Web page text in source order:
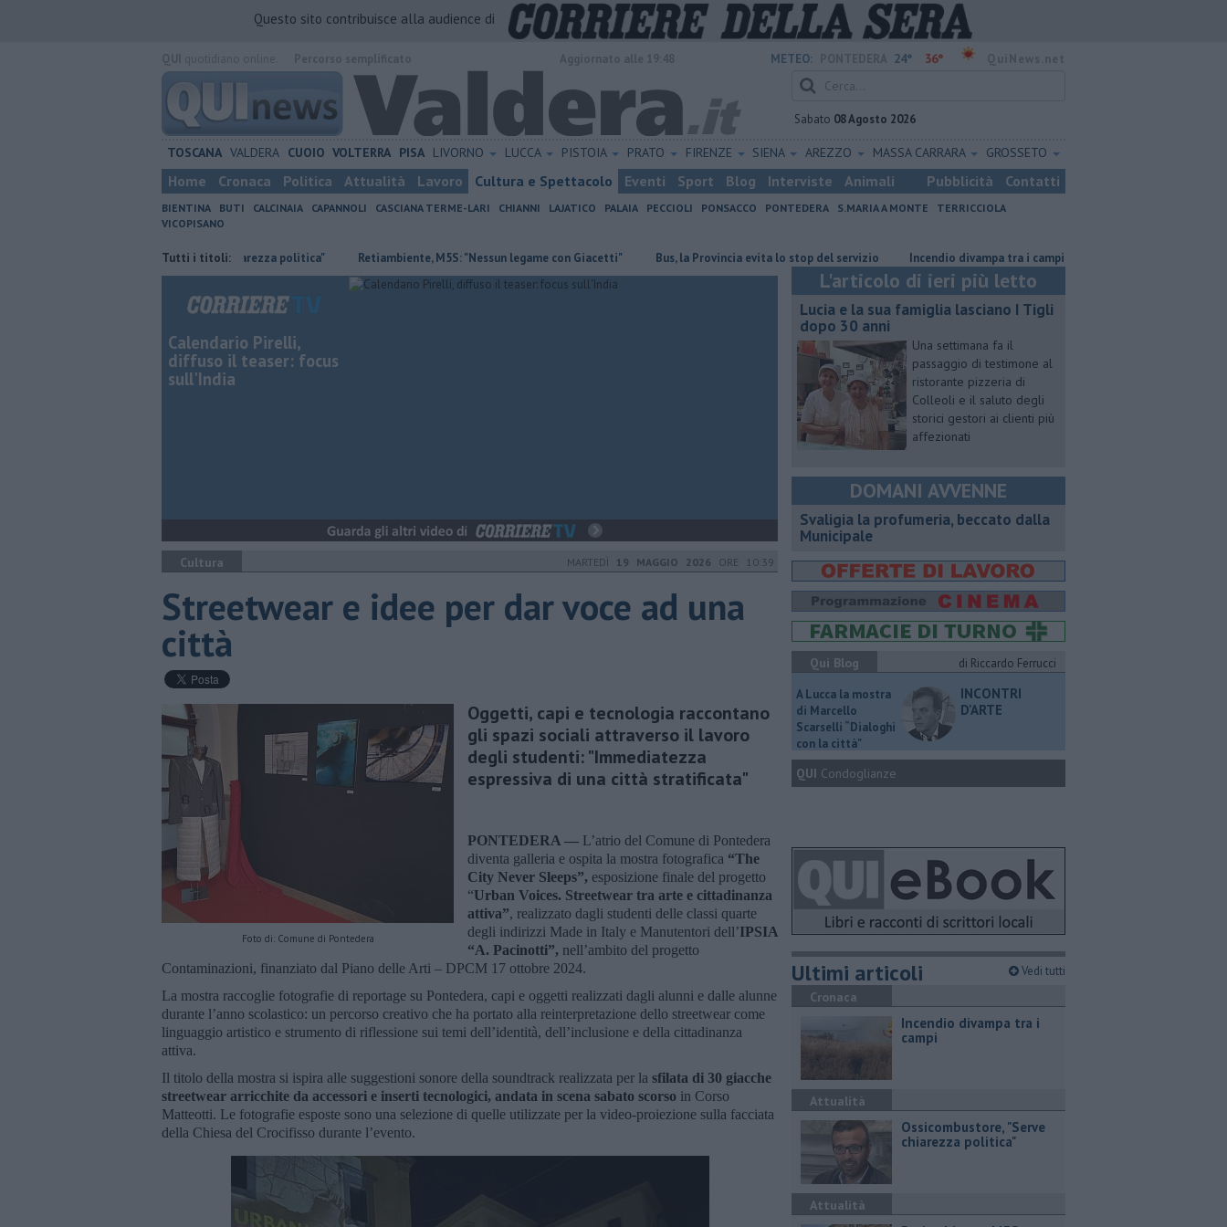
Questo sito contribuisce alla audience di
METEO: 24° 36°
Sabato 08 Agosto 2026
TOSCANA VALDERA CUOIO VOLTERRA PISA LIVORNO LUCCA PISTOIA PRATO FIRENZE SIENA AREZZO MASSA CARRARA GROSSETO
Home Cronaca Politica Attualità Lavoro Cultura e Spettacolo Eventi Sport Blog Interviste Animali Pubblicità Contatti
BIENTINA BUTI CALCINAIA CAPANNOLI CASCIANA TERME-LARI CHIANNI LAJATICO PALAIA PECCIOLI PONSACCO PONTEDERA S.MARIA A MONTE
TERRICCIOLA
VICOPISANO
Tutti i titoli:
Ossicombustore, "Serve chiarezza politica" Retiambiente, M5S: "Nessun legame con Giacetti" Bus, la Provincia evita lo stop del servizio Incendio divampa tra i campi Ossicombustore, "Serve
Calendario Pirelli,
diffuso il teaser: focus
sull'India
Cultura MARTEDÌ 19 MAGGIO 2026 ORE 10:39
Streetwear e idee per dar voce ad una
città
Foto di: Comune di Pontedera
Oggetti, capi e tecnologia raccontano
gli spazi sociali attraverso il lavoro
degli studenti: "Immediatezza
espressiva di una città stratificata"
PONTEDERA — L’atrio del Comune di Pontedera
diventa galleria e ospita la mostra fotografica “The
City Never Sleeps”, esposizione finale del progetto
“Urban Voices. Streetwear tra arte e cittadinanza
attiva”, realizzato dagli studenti delle classi quarte
degli indirizzi Made in Italy e Manutentori dell’IPSIA
“A. Pacinotti”, nell’ambito del progetto
Contaminazioni, finanziato dal Piano delle Arti – DPCM 17 ottobre 2024.
La mostra raccoglie fotografie di reportage su Pontedera, capi e oggetti realizzati dagli alunni e dalle alunne
durante l’anno scolastico: un percorso creativo che ha portato alla reinterpretazione dello streetwear come
linguaggio artistico e strumento di riflessione sui temi dell’identità, dell’inclusione e della cittadinanza
attiva.
Il titolo della mostra si ispira alle suggestioni sonore della soundtrack realizzata per la sfilata di 30 giacche
streetwear arricchite da accessori e inserti tecnologici, andata in scena sabato scorso in Corso
Matteotti. Le fotografie esposte sono una selezione di quelle utilizzate per la video-proiezione sulla facciata
della Chiesa del Crocifisso durante l’evento.
L'articolo di ieri più letto
Lucia e la sua famiglia lasciano I Tigli
dopo 30 anni
Una settimana fa il
passaggio di testimone al
ristorante pizzeria di
Colleoli e il saluto degli
storici gestori ai clienti più
affezionati
DOMANI AVVENNE
Svaligia la profumeria, beccato dalla
Municipale
Qui Blog
di Riccardo Ferrucci
A Lucca la mostra
di Marcello
Scarselli “Dialoghi
con la città"
INCONTRI
D'ARTE
QUI Condoglianze
Ultimi articoli Vedi tutti
Cronaca
Incendio divampa tra i
campi
Attualità
Ossicombustore, "Serve
chiarezza politica"
Attualità